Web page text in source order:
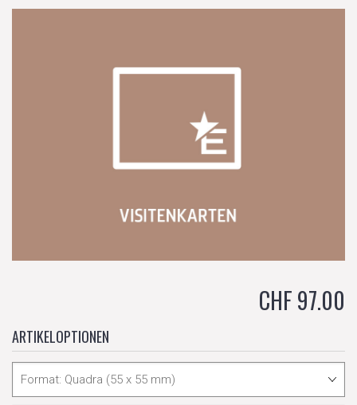
CHF 97.00
ARTIKELOPTIONEN